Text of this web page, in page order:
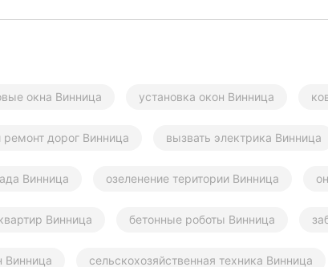
окна Винница
установка окон Винница
дорог Винница вызвать электрика Винница
Винница озеленение територии Винница
Винница бетонные роботы Винница
Винница сельскохозяйственная техника Винница